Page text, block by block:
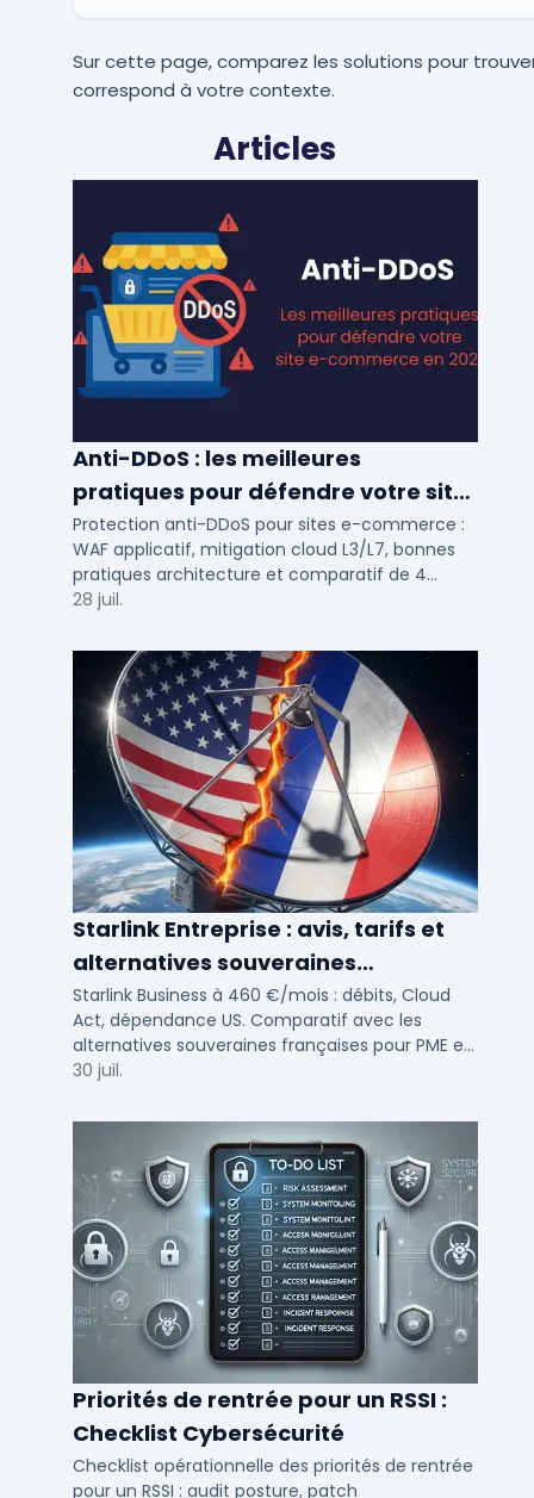
Sur cette page, comparez les solutions pour
correspond à votre contexte.
Articles
Anti-DDoS : les meilleures
pratiques pour défendre votre site
e-commerce en 2025
Protection anti-DDoS pour sites e-commerce :
WAF applicatif, mitigation cloud L3/L7, bonnes
pratiques architecture et comparatif de 4
solutions testees par des DSI en 2025.
28 juil.
Starlink Entreprise : avis, tarifs et
alternatives souveraines
françaises 2026
Starlink Business à 460 €/mois : débits, Cloud
Act, dépendance US. Comparatif avec les
alternatives souveraines françaises pour PME et
ETI multi-sites. Avis terrain et critères de choix
30 juil.
Priorités de rentrée pour un RSSI :
Checklist Cybersécurité
Checklist opérationnelle des priorités de rentrée
pour un RSSI : audit posture, patch